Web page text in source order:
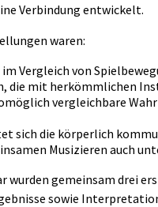
Verbindung entwickelt.
waren:
im Vergleich von
die mit herkömmlichen
vergleichbare
sich die körperlich
Musizieren auch
wurden gemeinsam drei
sowie